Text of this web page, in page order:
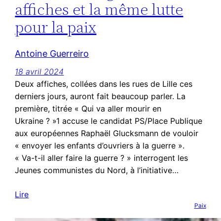
affiches et la même lutte
pour la paix
Antoine Guerreiro
18 avril 2024
Deux affiches, collées dans les rues de Lille ces
derniers jours, auront fait beaucoup parler. La
première, titrée « Qui va aller mourir en
Ukraine ? »1 accuse le candidat PS/Place Publique
aux européennes Raphaël Glucksmann de vouloir
« envoyer les enfants d’ouvriers à la guerre ».
« Va-t-il aller faire la guerre ? » interrogent les
Jeunes communistes du Nord, à l’initiative…
Lire
Paix